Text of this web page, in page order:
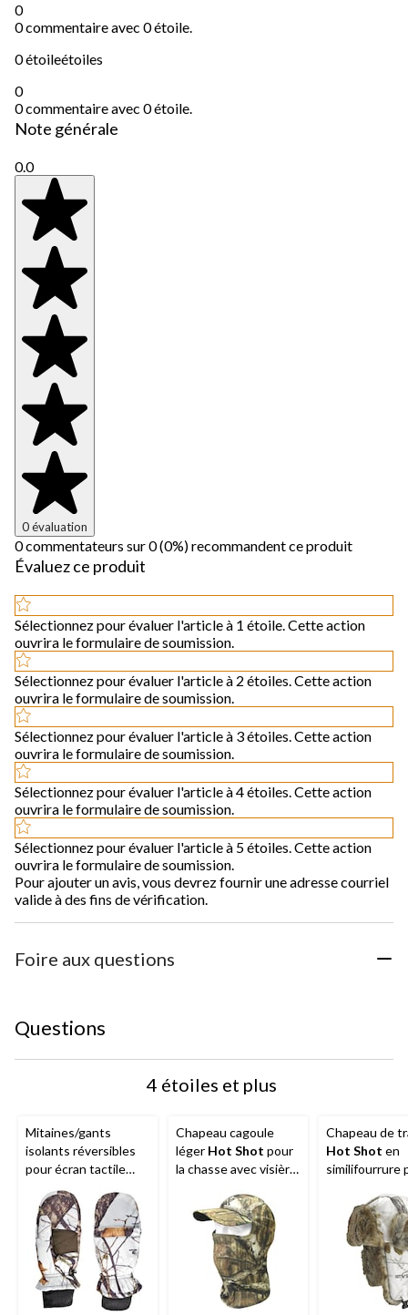
0
0 commentaire avec 0 étoile.
0 étoileétoiles
0
0 commentaire avec 0 étoile.
Note générale
0.0
0 évaluation
0 commentateurs sur 0 (0%) recommandent ce produit
Évaluez ce produit
Sélectionnez pour évaluer l'article à 1 étoile. Cette action
ouvrira le formulaire de soumission.
Sélectionnez pour évaluer l'article à 2 étoiles. Cette action
ouvrira le formulaire de soumission.
Sélectionnez pour évaluer l'article à 3 étoiles. Cette action
ouvrira le formulaire de soumission.
Sélectionnez pour évaluer l'article à 4 étoiles. Cette action
ouvrira le formulaire de soumission.
Sélectionnez pour évaluer l'article à 5 étoiles. Cette action
ouvrira le formulaire de soumission.
Pour ajouter un avis, vous devrez fournir une adresse courriel
valide à des fins de vérification.
Foire aux questions
Questions
4 étoiles et plus
Mitaines/gants
isolants réversibles
pour écran tactile
Hot Shot
chasse, camouflage
neige des Rocheuses
Chapeau cagoule
léger Hot Shot pour
la chasse avec visière
taille unique,
camouflage
Chapeau de
Hot Shot en
similifourrure
randonnée,
camouflage
Realtree